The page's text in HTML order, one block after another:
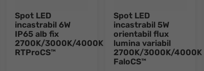
Spot LED
incastrabil 6W
IP65 alb fix
2700K/3000K/4000K
RTProCS™
Spot LED
incastrabil 5W
orientabil flux
lumina variabil
2700K/3000K/4000K
FaloCS™